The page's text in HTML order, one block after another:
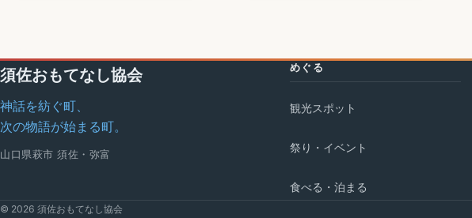
須佐おもてなし協会
神話を紡ぐ町、
次の物語が始まる町。
山口県萩市 須佐・弥富
めぐる
観光スポット
祭り・イベント
食べる・泊まる
© 2026 須佐おもてなし協会